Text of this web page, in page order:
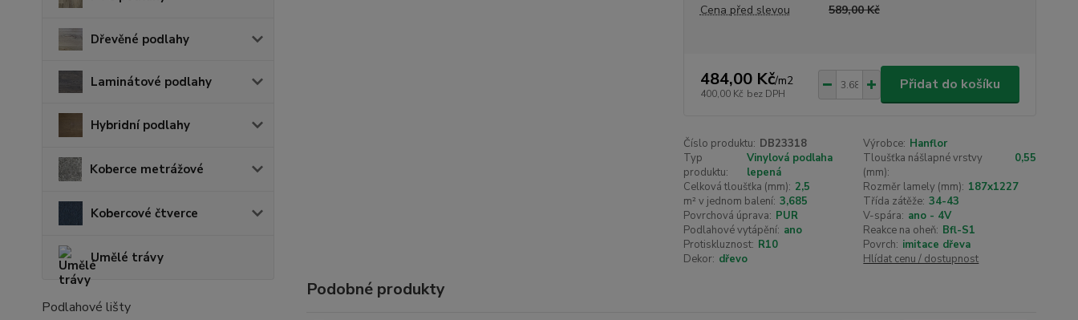
Dřevěné podlahy
Laminátové podlahy
Hybridní podlahy
Koberce metrážové
Kobercové čtverce
Umělé trávy
Podlahové lišty
Cena před slevou
589,00 Kč
484,00 Kč/m2
400,00 Kč bez DPH
Přidat do košíku
Číslo produktu: DB23318 Výrobce: Hanflor
Typ
produktu:
Vinylová podlaha
lepená
Tloušťka nášlapné vrstvy
(mm):
0,55
Celková tloušťka (mm): 2,5 Rozměr lamely (mm): 187x1227
m² v jednom balení: 3,685 Třída zátěže: 34-43
Povrchová úprava: PUR V-spára: ano - 4V
Podlahové vytápění: ano Reakce na oheň: Bfl-S1
Protiskluznost: R10 Povrch: imitace dřeva
Dekor: dřevo Hlídat cenu / dostupnost
Podobné produkty